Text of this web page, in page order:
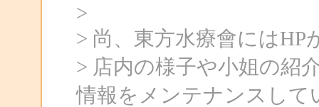
>
> 尚、東方水療會にはHP
> 店内の様子や小姐の紹
情報をメンテナンスして